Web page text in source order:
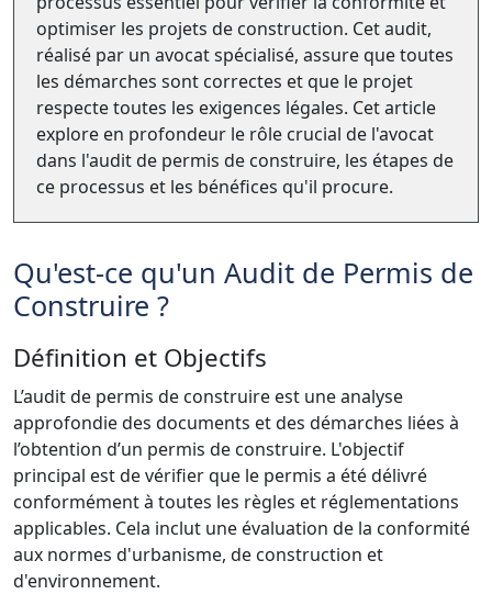
optimiser les projets de construction. Cet audit,
réalisé par un avocat spécialisé, assure que toutes
les démarches sont correctes et que le projet
respecte toutes les exigences légales. Cet article
explore en profondeur le rôle crucial de l'avocat
dans l'audit de permis de construire, les étapes de
ce processus et les bénéfices qu'il procure.
Qu'est-ce qu'un Audit de Permis de
Construire ?
Définition et Objectifs
L’audit de permis de construire est une analyse
approfondie des documents et des démarches liées à
l’obtention d’un permis de construire. L'objectif
principal est de vérifier que le permis a été délivré
conformément à toutes les règles et réglementations
applicables. Cela inclut une évaluation de la conformité
aux normes d'urbanisme, de construction et
d'environnement.